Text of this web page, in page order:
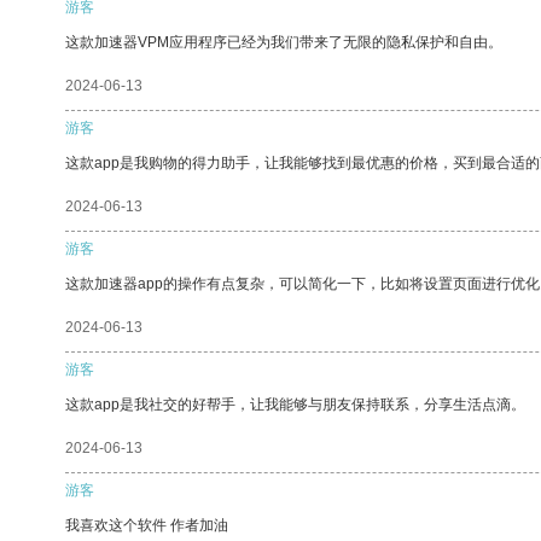
游客
这款加速器VPM应用程序已经为我们带来了无限的隐私保护和自由。
2024-06-13
游客
这款app是我购物的得力助手，让我能够找到最优惠的价格，买到最合适的
2024-06-13
游客
这款加速器app的操作有点复杂，可以简化一下，比如将设置页面进行优化
2024-06-13
游客
这款app是我社交的好帮手，让我能够与朋友保持联系，分享生活点滴。
2024-06-13
游客
我喜欢这个软件 作者加油